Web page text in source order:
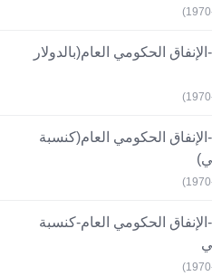
الحكومي العام(بالدولار
الإنفاق الحكومي العام(كنسبة
الإنفاق الحكومي العام-كنسبة